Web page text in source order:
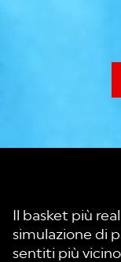
Il basket più
simulazione di
sentiti più